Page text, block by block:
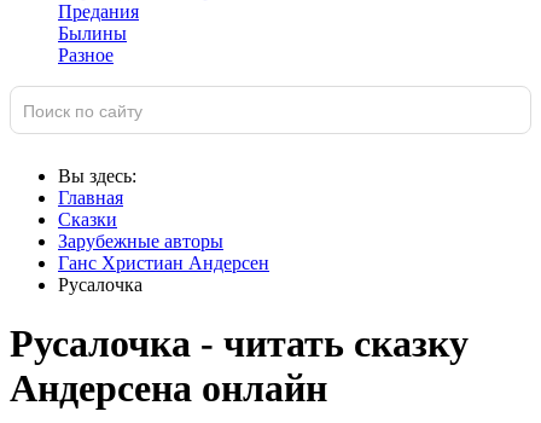
Предания
Былины
Разное
Вы здесь:
Главная
Сказки
Зарубежные авторы
Ганс Христиан Андерсен
Русалочка
Русалочка - читать сказку
Андерсена онлайн